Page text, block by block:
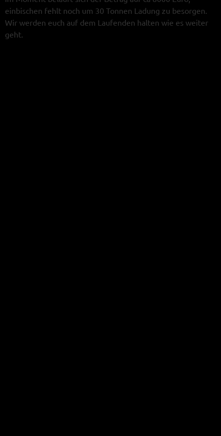
einbischen fehlt noch um 30 Tonnen Ladung zu besorgen.
Wir werden euch auf dem Laufenden halten wie es weiter
geht.